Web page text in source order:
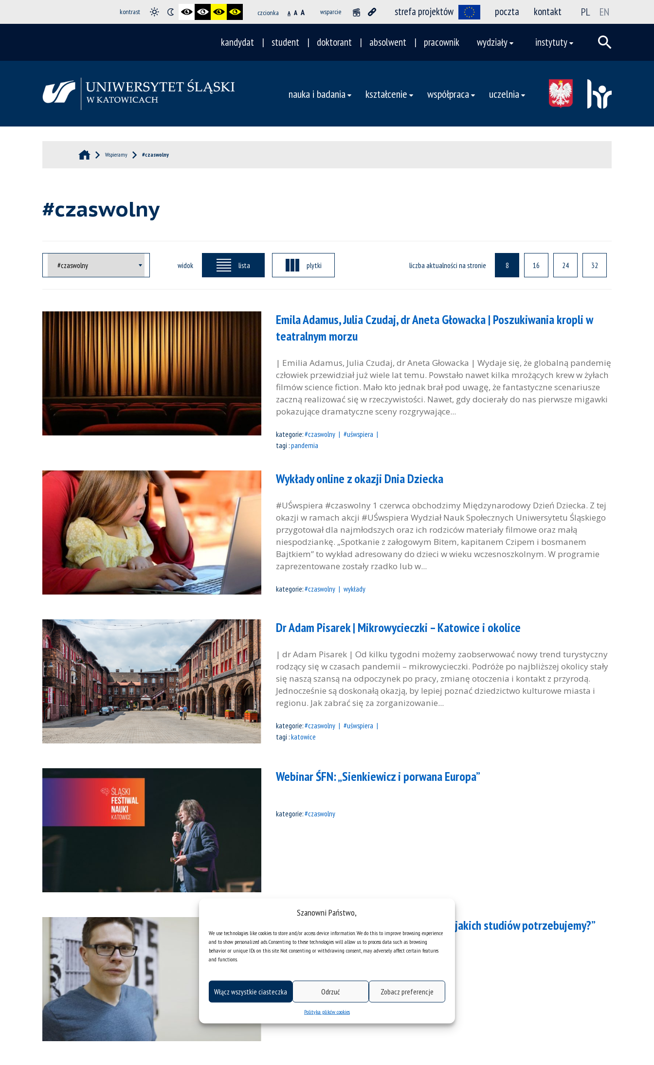
Szanowni Państwo,
We use technologies like cookies to store and/or access device information. We do this to improve browsing experience
and to show personalized ads. Consenting to these technologies will allow us to process data such as browsing
behavior or unique IDs on this site. Not consenting or withdrawing consent, may adversely affect certain features
and functions.
Włącz wszystkie ciasteczka Odrzuć Zobacz preferencje
Polityka plików cookies
kontrast czcionka A A A wsparcie strefa projektów poczta kontakt PL EN
kandydat student doktorant absolwent pracownik wydziały instytuty
nauka i badania kształcenie współpraca uczelnia
Wspieramy #czaswolny
#czaswolny
widok lista plytki liczba aktualności na stronie 8 16 24 32
Emila Adamus, Julia Czudaj, dr Aneta Głowacka | Poszukiwania kropli w
teatralnym morzu
| Emilia Adamus, Julia Czudaj, dr Aneta Głowacka | Wydaje się, że globalną pandemię
człowiek przewidział już wiele lat temu. Powstało nawet kilka mrożących krew w żyłach
filmów science fiction. Mało kto jednak brał pod uwagę, że fantastyczne scenariusze
zaczną realizować się w rzeczywistości. Nawet, gdy docierały do nas pierwsze migawki
pokazujące dramatyczne sceny rozgrywające...
kategorie:#czaswolny
#uśwspiera
tagi :pandemia
Wykłady online z okazji Dnia Dziecka
#UŚwspiera #czaswolny 1 czerwca obchodzimy Międzynarodowy Dzień Dziecka. Z tej
okazji w ramach akcji #UŚwspiera Wydział Nauk Społecznych Uniwersytetu Śląskiego
przygotował dla najmłodszych oraz ich rodziców materiały filmowe oraz małą
niespodziankę. „Spotkanie z załogowym Bitem, kapitanem Czipem i bosmanem
Bajtkiem” to wykład adresowany do dzieci w wieku wczesnoszkolnym. W programie
zaprezentowane zostały rzadko lub w...
kategorie:#czaswolny wykłady
Dr Adam Pisarek | Mikrowycieczki – Katowice i okolice
| dr Adam Pisarek | Od kilku tygodni możemy zaobserwować nowy trend turystyczny
rodzący się w czasach pandemii – mikrowycieczki. Podróże po najbliższej okolicy stały
się naszą szansą na odpoczynek po pracy, zmianę otoczenia i kontakt z przyrodą.
Jednocześnie są doskonałą okazją, by lepiej poznać dziedzictwo kulturowe miasta i
regionu. Jak zabrać się za zorganizowanie...
kategorie:#czaswolny
#uśwspiera
tagi :katowice
Webinar ŚFN: „Sienkiewicz i porwana Europa”
kategorie:#czaswolny
Webinarium ŚFN: „Oduczanie, czyli czy i jakich studiów potrzebujemy?”